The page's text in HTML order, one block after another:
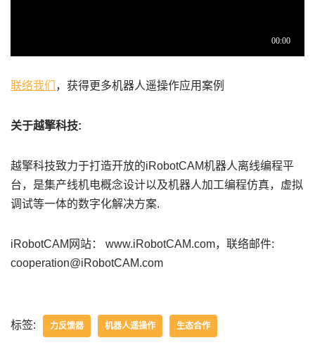
联络我们 ，获得更多机器人遥操作应用案例
关于越擎科技:
越擎科技致力于打造开放的iRobotCAM机器人离线编程平
台，是集产线机电概念设计以及机器人加工编程仿真，虚拟
调试等一体的数字化解决方案.
iRobotCAM网站： www.iRobotCAM.com，联络邮件:
cooperation@iRobotCAM.com
标签: 力反馈器 机器人遥操作 生态合作